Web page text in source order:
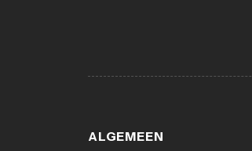
ALGEMEEN